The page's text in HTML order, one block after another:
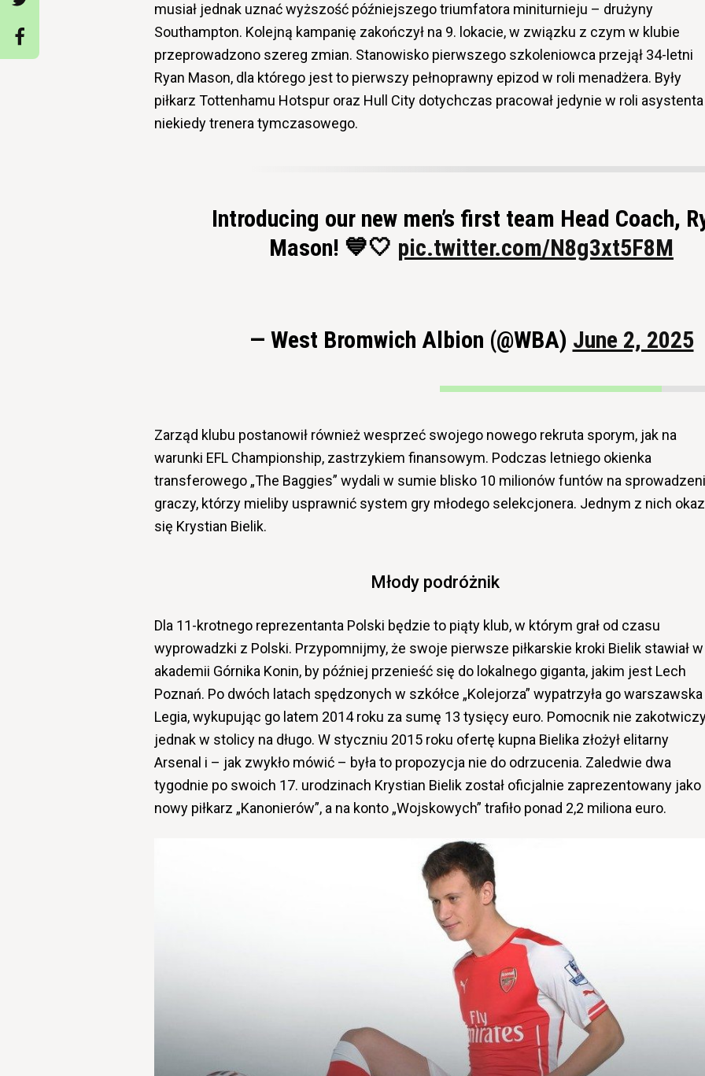
musiał jednak uznać wyższość późniejszego triumfatora miniturnieju – drużyny
Southampton. Kolejną kampanię zakończył na 9. lokacie, w związku z czym w klubie
przeprowadzono szereg zmian. Stanowisko pierwszego szkoleniowca przejął 34-letni
Ryan Mason, dla którego jest to pierwszy pełnoprawny epizod w roli menadżera. Były
piłkarz Tottenhamu Hotspur oraz Hull City dotychczas pracował jedynie w roli
niekiedy trenera tymczasowego.
Introducing our new men’s first team Head Coach,
Mason! 💙🤍 pic.twitter.com/N8g3xt5F8M
— West Bromwich Albion (@WBA) June 2, 2025
Zarząd klubu postanowił również wesprzeć swojego nowego rekruta sporym, jak na
warunki EFL Championship, zastrzykiem finansowym. Podczas letniego okienka
transferowego „The Baggies” wydali w sumie blisko 10 milionów funtów na
graczy, którzy mieliby usprawnić system gry młodego selekcjonera. Jednym z nich
się Krystian Bielik.
Młody podróżnik
Dla 11-krotnego reprezentanta Polski będzie to piąty klub, w którym grał od czasu
wyprowadzki z Polski. Przypomnijmy, że swoje pierwsze piłkarskie kroki Bielik stawiał w
akademii Górnika Konin, by później przenieść się do lokalnego giganta, jakim jest Lech
Poznań. Po dwóch latach spędzonych w szkółce „Kolejorza” wypatrzyła go warszawska
Legia, wykupując go latem 2014 roku za sumę 13 tysięcy euro. Pomocnik nie
jednak w stolicy na długo. W styczniu 2015 roku ofertę kupna Bielika złożył elitarny
Arsenal i – jak zwykło mówić – była to propozycja nie do odrzucenia. Zaledwie dwa
tygodnie po swoich 17. urodzinach Krystian Bielik został oficjalnie zaprezentowany jako
nowy piłkarz „Kanonierów”, a na konto „Wojskowych” trafiło ponad 2,2 miliona euro.